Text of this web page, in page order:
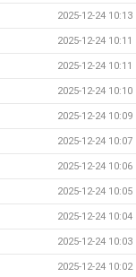
2025-12-24 10:13
2025-12-24 10:11
2025-12-24 10:11
2025-12-24 10:10
2025-12-24 10:09
2025-12-24 10:07
2025-12-24 10:06
2025-12-24 10:05
2025-12-24 10:04
2025-12-24 10:03
2025-12-24 10:02